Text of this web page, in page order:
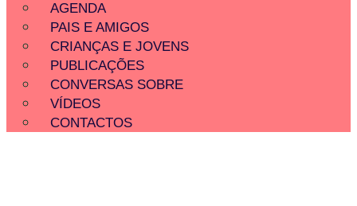
AGENDA
PAIS E AMIGOS
CRIANÇAS E JOVENS
PUBLICAÇÕES
CONVERSAS SOBRE
VÍDEOS
CONTACTOS